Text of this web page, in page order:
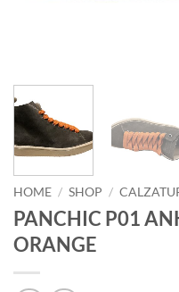
HOME / SHOP /
PANCHIC P01
ORANGE